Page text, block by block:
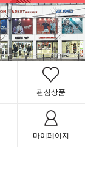
관심상품
마이페이지